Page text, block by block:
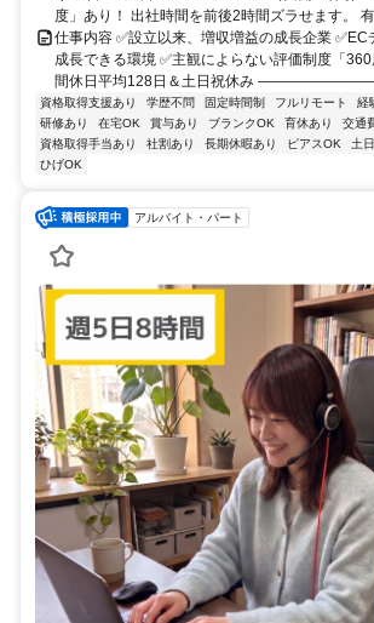
度」あり！ 出社時間を前後2時間ズラせます。
仕事内容 ✅設立以来、増収増益の成長企業
成長できる環境 ✅主観によらない評価制度「
間休日平均128日＆土日祝休み
資格取得支援あり 学歴不問 固定時間制 フルリモート 経
研修あり
在宅OK 賞与あり ブランクOK 育休あり 交通
資格取得手当あり
社割あり 長期休暇あり ピアスOK 土
ひげOK
アルバイト・パート